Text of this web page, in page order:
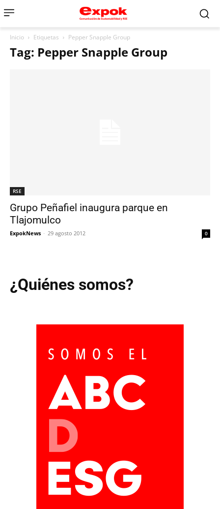
Inicio Etiquetas Pepper Snapple Group
Tag: Pepper Snapple Group
RSE
Grupo Peñafiel inaugura parque en
Tlajomulco
ExpokNews - 29 agosto 2012 0
¿Quiénes somos?